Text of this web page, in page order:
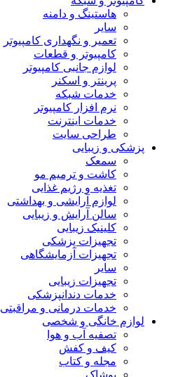
هاستینگ و دامنه
سایر
تعمیر و نگهداری کامپیوتر
کامپیوتر و قطعات
لوازم جانبی کامپیوتر
پرینتر و اسکنر
خدمات شبکه
نرم افزار کامپیوتر
خدمات اینترنت
طراحی سایت
پزشکی و زیبایی
سمعک
کاشت و ترمیم مو
تغذیه و رژیم غذایی
لوازم آرایشی و بهداشتی
سالن آرایش و زیبایی
کلینیک زیبایی
تجهیزات پزشکی
تجهیزات آزمایشگاهی
سایر
تجهیزات زیبایی
خدمات دندانپزشکی
خدمات درمانی و مراقبتی
لوازم خانگی و شخصی
تصفیه آب و هوا
کیف و کفش
مجله و کتاب